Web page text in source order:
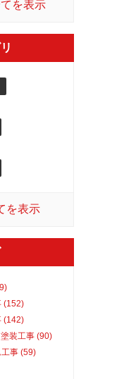
を表示
を表示
(152)
(142)
塗装工事 (90)
事 (59)